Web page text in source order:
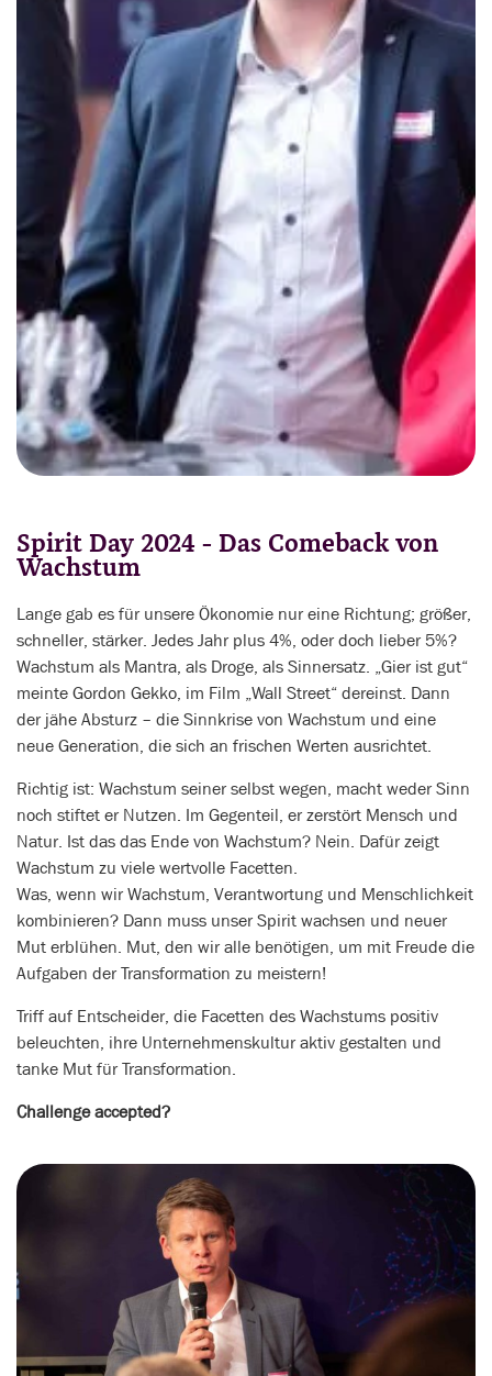
Spirit Day 2024 - Das Comeback von
Wachstum
Lange gab es für unsere Ökonomie nur eine Richtung; größer,
schneller, stärker. Jedes Jahr plus 4%, oder doch lieber 5%?
Wachstum als Mantra, als Droge, als Sinnersatz. „Gier ist gut“
meinte Gordon Gekko, im Film „Wall Street“ dereinst. Dann
der jähe Absturz – die Sinnkrise von Wachstum und eine
neue Generation, die sich an frischen Werten ausrichtet.
Richtig ist: Wachstum seiner selbst wegen, macht weder Sinn
noch stiftet er Nutzen. Im Gegenteil, er zerstört Mensch und
Natur. Ist das das Ende von Wachstum? Nein. Dafür zeigt
Wachstum zu viele wertvolle Facetten.
Was, wenn wir Wachstum, Verantwortung und Menschlichkeit
kombinieren? Dann muss unser Spirit wachsen und neuer
Mut erblühen. Mut, den wir alle benötigen, um mit Freude die
Aufgaben der Transformation zu meistern!
Triff auf Entscheider, die Facetten des Wachstums positiv
beleuchten, ihre Unternehmenskultur aktiv gestalten und
tanke Mut für Transformation.
Challenge accepted?